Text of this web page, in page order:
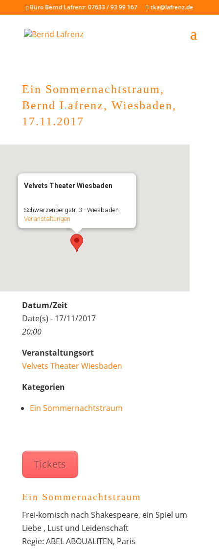
Büro Bernd Lafrenz: 07633 / 93 99 167 tka@lafrenz.de
Ein Sommernachtstraum,
Bernd Lafrenz, Wiesbaden,
17.11.2017
Velvets Theater Wiesbaden
Schwarzenbergstr. 3 - Wiesbaden
Veranstaltungen
Datum/Zeit
Date(s) - 17/11/2017
20:00
Veranstaltungsort
Velvets Theater Wiesbaden
Kategorien
Ein Sommernachtstraum
Tickets
Ein Sommernachtstraum
Frei-komisch nach Shakespeare, ein Spiel um
Liebe , Lust und Leidenschaft
Regie: ABEL ABOUALITEN, Paris